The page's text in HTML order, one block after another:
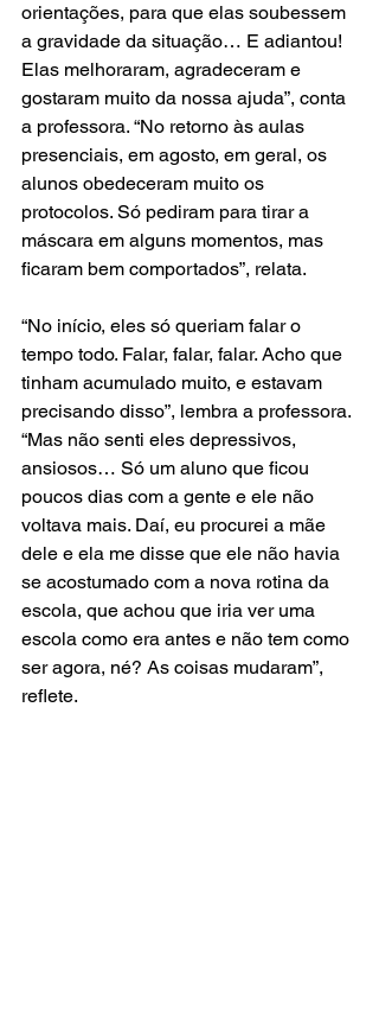
orientações, para que elas soubessem
a gravidade da situação… E adiantou!
Elas melhoraram, agradeceram e
gostaram muito da nossa ajuda”, conta
a professora. “No retorno às aulas
presenciais, em agosto, em geral, os
alunos obedeceram muito os
protocolos. Só pediram para tirar a
máscara em alguns momentos, mas
ficaram bem comportados”, relata.
“No início, eles só queriam falar o
tempo todo. Falar, falar, falar. Acho que
tinham acumulado muito, e estavam
precisando disso”, lembra a professora.
“Mas não senti eles depressivos,
ansiosos… Só um aluno que ficou
poucos dias com a gente e ele não
voltava mais. Daí, eu procurei a mãe
dele e ela me disse que ele não havia
se acostumado com a nova rotina da
escola, que achou que iria ver uma
escola como era antes e não tem como
ser agora, né? As coisas mudaram”,
reflete.